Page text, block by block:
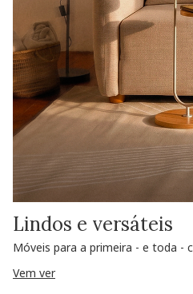
Lindos e versáteis
Móveis para a primeira - e toda -
Vem ver